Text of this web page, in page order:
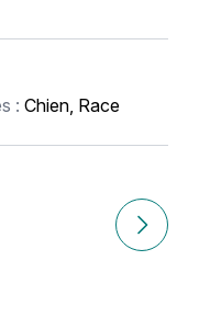
: Chien Race
Article